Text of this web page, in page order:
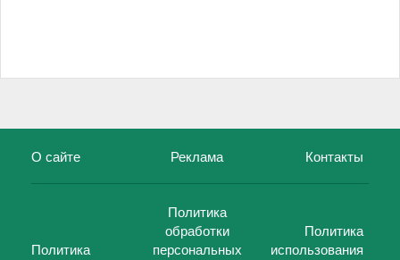
О сайте Реклама Контакты
Политика
Политика
обработки
персональных
Политика
использования